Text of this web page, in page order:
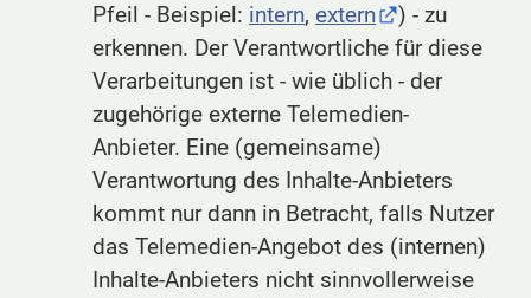
Pfeil - Beispiel: intern, extern
) - zu
erkennen. Der Verantwortliche für diese
Verarbeitungen ist - wie üblich - der
zugehörige externe Telemedien-
Anbieter. Eine (gemeinsame)
Verantwortung des Inhalte-Anbieters
kommt nur dann in Betracht, falls Nutzer
das Telemedien-Angebot des (internen)
Inhalte-Anbieters nicht sinnvollerweise